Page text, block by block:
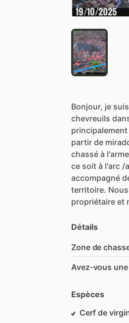
Bonjour, je suis
chevreuils
principalement
partir de
chassé à l'arme
ce soit à l'arc ​/​
accompagné
territoire. Nous
propriétaire et
Détails
Zone de
Avez-vous
Espèces
Cerf de